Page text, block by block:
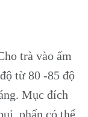
trà vào ấm
từ 80 -85 độ
Mục đích
phấn có thể